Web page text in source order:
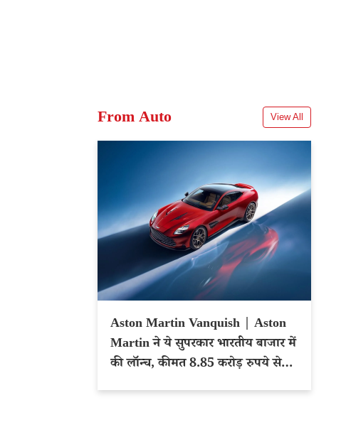
From Auto View All
Aston Martin Vanquish | Aston
Martin ने ये सुपरकार भारतीय बाजार में
की लॉन्च, कीमत 8.85 करोड़ रुपये से